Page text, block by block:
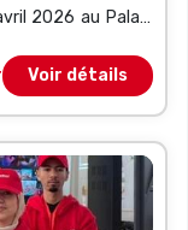
2026 au Palais
Voir détails